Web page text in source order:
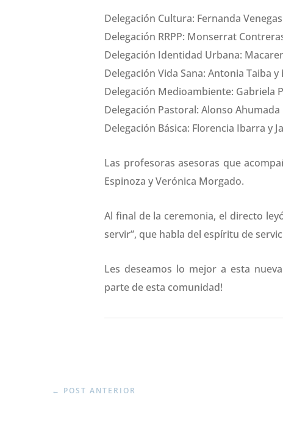
Delegación Cultura: Fernanda
Delegación RRPP: Monserrat
Delegación Identidad Urbana:
Delegación Vida Sana: Antonia Taiba
Delegación Medioambiente: Gabriela
Delegación Pastoral: Alonso Ahumada
Delegación Básica: Florencia Ibarra y
Las profesoras asesoras que
Espinoza y Verónica Morgado.
Al final de la ceremonia, el directo
servir”, que habla del espíritu de
Les deseamos lo mejor a esta
parte de esta comunidad!
← POST ANTERIOR